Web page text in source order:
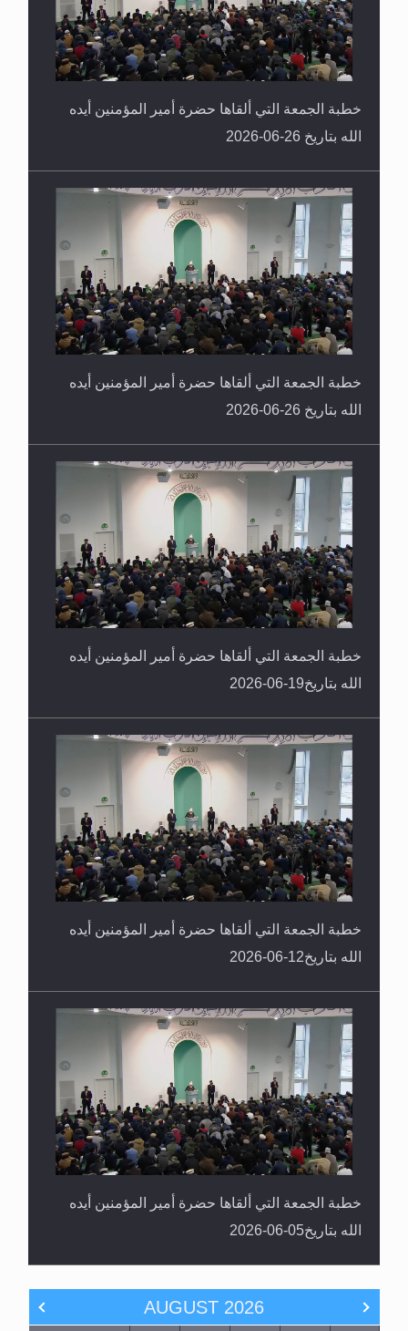
خطبة الجمعة التي ألقاها حضرة أمير المؤمنين أيده
الله بتاريخ 26-06-2026
خطبة الجمعة التي ألقاها حضرة أمير المؤمنين أيده
الله بتاريخ 26-06-2026
خطبة الجمعة التي ألقاها حضرة أمير المؤمنين أيده
الله بتاريخ19-06-2026
خطبة الجمعة التي ألقاها حضرة أمير المؤمنين أيده
الله بتاريخ12-06-2026
خطبة الجمعة التي ألقاها حضرة أمير المؤمنين أيده
الله بتاريخ05-06-2026
AUGUST 2026